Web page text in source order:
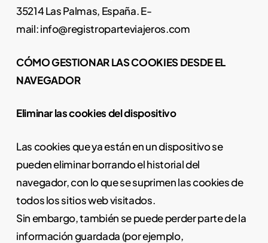
35214 Las Palmas, España. E-
mail:info@registroparteviajeros.com
CÓMO GESTIONAR LAS COOKIES DESDE EL
NAVEGADOR
Eliminar las cookies del dispositivo
Las cookies que ya están en un dispositivo se
pueden eliminar borrando el historial del
navegador, con lo que se suprimen las cookies de
todos los sitios web visitados.
Sin embargo, también se puede perder parte de la
información guardada (por ejemplo,